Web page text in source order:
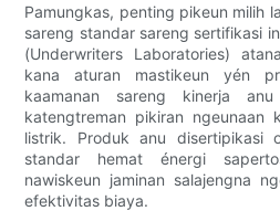
Pamungkas, penting pikeun milih
sareng standar sareng sertifikasi
(Underwriters Laboratories)
kana aturan mastikeun yén
kaamanan sareng kinerja
katengtreman pikiran ngeunaan
listrik. Produk anu disertipikasi
standar hemat énergi
nawiskeun jaminan salajengna
efektivitas biaya.